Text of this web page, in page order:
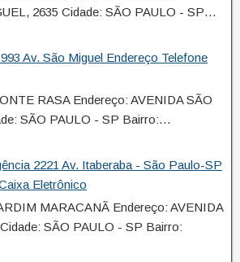
2635 Cidade: SÃO PAULO - SP…
Av. São Miguel Endereço Telefone
RASA Endereço: AVENIDA SÃO
SÃO PAULO - SP Bairro:…
2221 Av. Itaberaba - São Paulo-SP
Eletrônico
MARACANÃ Endereço: AVENIDA
SÃO PAULO - SP Bairro: